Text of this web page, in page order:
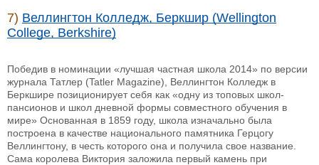
7) Веллингтон Колледж, Беркшир (Wellington
College, Berkshire)
Победив в номинации «лучшая частная школа 2014» по версии
журнала Татлер (Tatler Magazine), Веллингтон Колледж в
Беркшире позиционирует себя как «одну из топовых школ-
пансионов и школ дневной формы совместного обучения в
мире» Основанная в 1859 году, школа изначально была
построена в качестве национального памятника Герцогу
Веллингтону, в честь которого она и получила свое название.
Сама королева Виктория заложила первый камень при